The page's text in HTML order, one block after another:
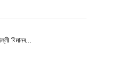
বিমানৰ...